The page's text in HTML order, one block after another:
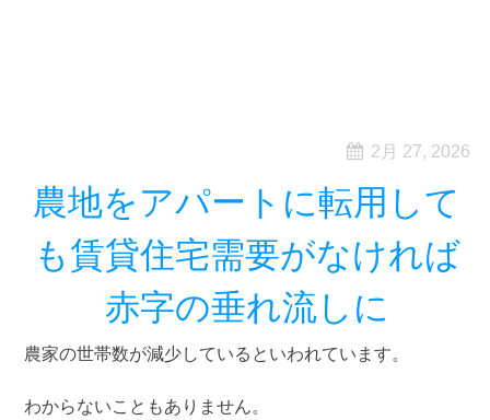
2月 27, 2026
農地をアパートに転用して
も賃貸住宅需要がなければ
赤字の垂れ流しに
農家の世帯数が減少しているといわれています。
わからないこともありません。